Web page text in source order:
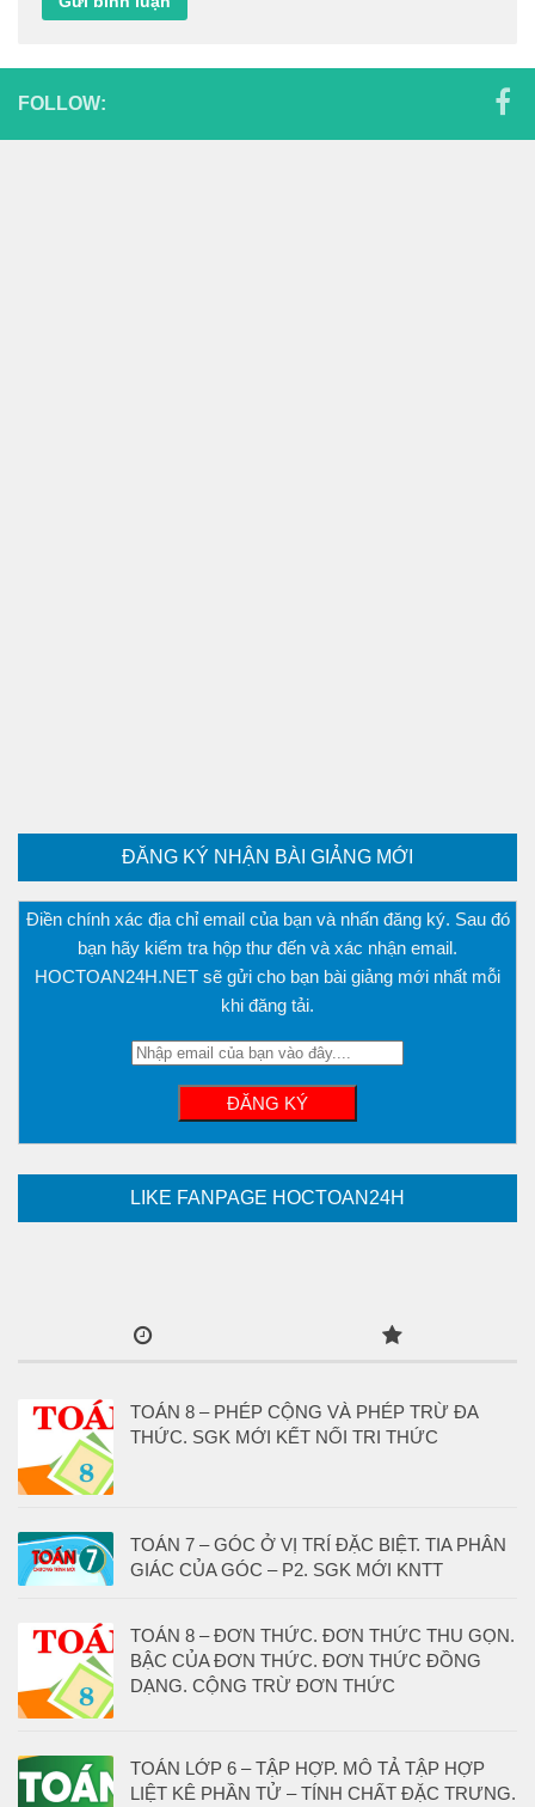
FOLLOW:
ĐĂNG KÝ NHẬN BÀI GIẢNG MỚI
Điền chính xác địa chỉ email của bạn và nhấn đăng ký. Sau đó
bạn hãy kiểm tra hộp thư đến và xác nhận email.
HOCTOAN24H.NET sẽ gửi cho bạn bài giảng mới nhất mỗi
khi đăng tải.
LIKE FANPAGE HOCTOAN24H
TOÁN 8 – PHÉP CỘNG VÀ PHÉP TRỪ ĐA
THỨC. SGK MỚI KẾT NỐI TRI THỨC
TOÁN 7 – GÓC Ở VỊ TRÍ ĐẶC BIỆT. TIA PHÂN
GIÁC CỦA GÓC – P2. SGK MỚI KNTT
TOÁN 8 – ĐƠN THỨC. ĐƠN THỨC THU GỌN.
BẬC CỦA ĐƠN THỨC. ĐƠN THỨC ĐỒNG
DẠNG. CỘNG TRỪ ĐƠN THỨC
TOÁN LỚP 6 – TẬP HỢP. MÔ TẢ TẬP HỢP
LIỆT KÊ PHẦN TỬ – TÍNH CHẤT ĐẶC TRƯNG.